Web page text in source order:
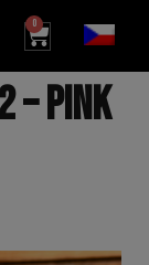
0
– PINK